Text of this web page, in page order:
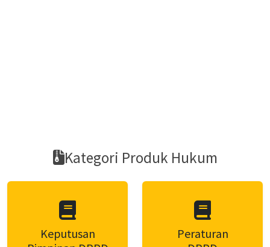
Kategori Produk Hukum
Keputusan
Peraturan